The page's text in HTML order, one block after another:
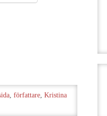
, författare, Kristina